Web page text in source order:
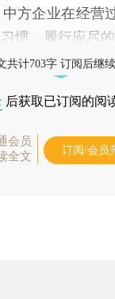
方企业在经营
惯，履行应尽的
共计703字 订阅后继
后获取已订阅的阅
会员
全文
订阅/会员